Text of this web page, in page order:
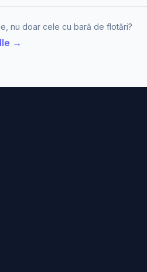
nu doar cele cu bară de flotări?
→